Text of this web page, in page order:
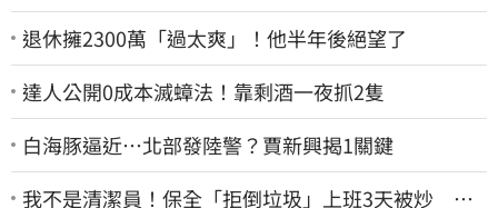
退休擁2300萬「過太爽」！他半年後絕望了
達人公開0成本滅蟑法！靠剩酒一夜抓2隻
白海豚逼近…北部發陸警？賈新興揭1關鍵
我不是清潔員！保全「拒倒垃圾」上班3天被炒 找